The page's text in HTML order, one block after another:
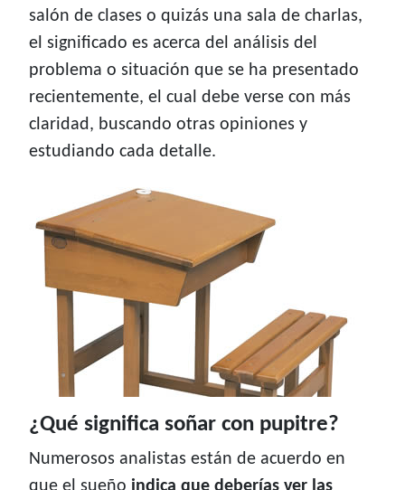
salón de clases o quizás una sala de charlas,
el significado es acerca del análisis del
problema o situación que se ha presentado
recientemente, el cual debe verse con más
claridad, buscando otras opiniones y
estudiando cada detalle.
¿Qué significa soñar con pupitre?
Numerosos analistas están de acuerdo en